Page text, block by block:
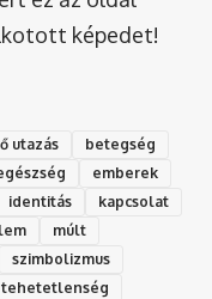
képedet!
utazás
betegség
emberek
identitás
kapcsolat
múlt
szimbolizmus
tehetetlenség